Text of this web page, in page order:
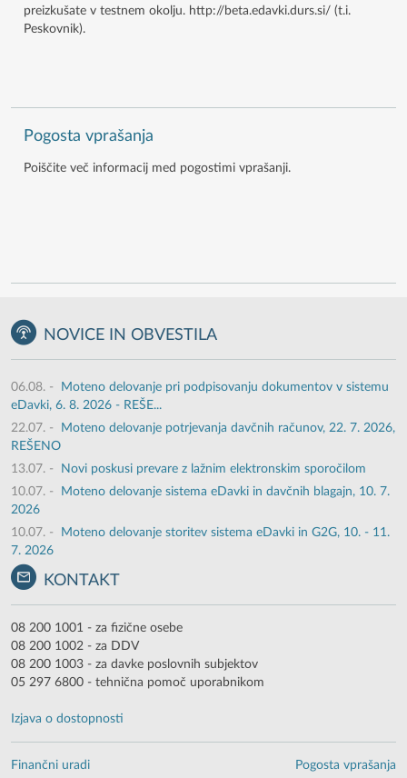
preizkušate v testnem okolju. http://beta.edavki.durs.si/ (t.i.
Peskovnik).
Pogosta vprašanja
Poiščite več informacij med pogostimi vprašanji.
NOVICE IN OBVESTILA
06.08. -
Moteno delovanje pri podpisovanju dokumentov v sistemu
eDavki, 6. 8. 2026 - REŠE...
22.07. -
Moteno delovanje potrjevanja davčnih računov, 22. 7. 2026,
REŠENO
13.07. -
Novi poskusi prevare z lažnim elektronskim sporočilom
10.07. -
Moteno delovanje sistema eDavki in davčnih blagajn, 10. 7.
2026
10.07. -
Moteno delovanje storitev sistema eDavki in G2G, 10. - 11.
7. 2026
KONTAKT
08 200 1001 - za fizične osebe
08 200 1002 - za DDV
08 200 1003 - za davke poslovnih subjektov
05 297 6800 - tehnična pomoč uporabnikom
Izjava o dostopnosti
Finančni uradi Pogosta vprašanja